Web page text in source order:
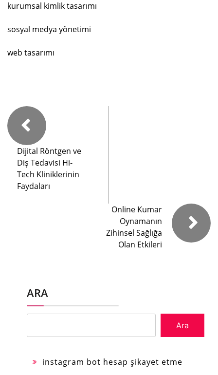
kurumsal kimlik tasarımı
sosyal medya yönetimi
web tasarımı
Dijital Röntgen ve
Diş Tedavisi Hi-
Tech Kliniklerinin
Faydaları
Online Kumar
Oynamanın
Zihinsel Sağlığa
Olan Etkileri
ARA
Ara
instagram bot hesap şikayet etme